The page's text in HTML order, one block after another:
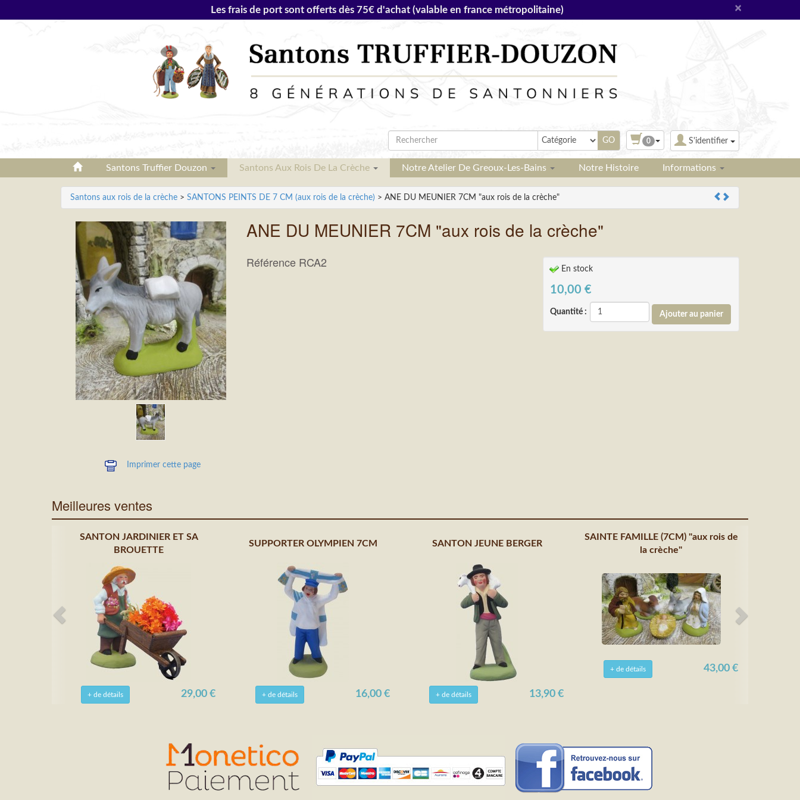
Les frais de port sont offerts dès 75€ d'achat (valable en france métropolitaine) ×
S'identifier
0
Santons Truffier Douzon Santons Aux Rois De La Crèche Notre Atelier De Greoux-Les-Bains Notre Histoire Informations
Santons aux rois de la crèche > SANTONS PEINTS DE 7 CM (aux rois de la crèche) > ANE DU MEUNIER 7CM "aux rois de la crèche"
Imprimer cette page
ANE DU MEUNIER 7CM "aux rois de la crèche"
En stock
10,00 €
Quantité :
Référence RCA2
Meilleures ventes
SANTON JARDINIER ET SA
BROUETTE
+ de détails 29,00 €
SUPPORTER OLYMPIEN 7CM
+ de détails 16,00 €
SANTON JEUNE BERGER
+ de détails 13,90 €
SAINTE FAMILLE (7CM) "aux rois de
la crèche"
+ de détails 43,00 €